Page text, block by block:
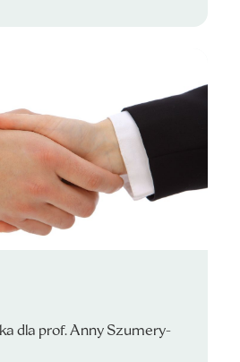
dla prof. Anny Szumery-